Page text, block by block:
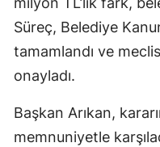
Süreç, Belediye
tamamlandı ve
onayladı.
Başkan Arıkan,
memnuniyetle